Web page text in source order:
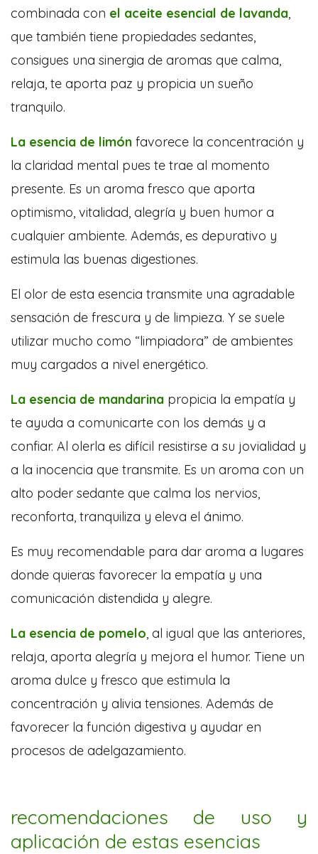
combinada con el aceite esencial de lavanda
que también tiene propiedades sedantes,
consigues una sinergia de aromas que calma,
relaja, te aporta paz y propicia un sueño
tranquilo.
La esencia de limón favorece la concentración y
la claridad mental pues te trae al momento
presente. Es un aroma fresco que aporta
optimismo, vitalidad, alegría y buen humor a
cualquier ambiente. Además, es depurativo y
estimula las buenas digestiones.
El olor de esta esencia transmite una agradable
sensación de frescura y de limpieza. Y se suele
utilizar mucho como “limpiadora” de ambientes
muy cargados a nivel energético.
La esencia de mandarina propicia la empatía y
te ayuda a comunicarte con los demás y a
confiar. Al olerla es difícil resistirse a su jovialidad y
a la inocencia que transmite. Es un aroma con un
alto poder sedante que calma los nervios,
reconforta, tranquiliza y eleva el ánimo.
Es muy recomendable para dar aroma a lugares
donde quieras favorecer la empatía y una
comunicación distendida y alegre.
La esencia de pomelo , al igual que las anteriores,
relaja, aporta alegría y mejora el humor. Tiene un
aroma dulce y fresco que estimula la
concentración y alivia tensiones. Además de
favorecer la función digestiva y ayudar en
procesos de adelgazamiento.
recomendaciones de uso y
aplicación de estas esencias